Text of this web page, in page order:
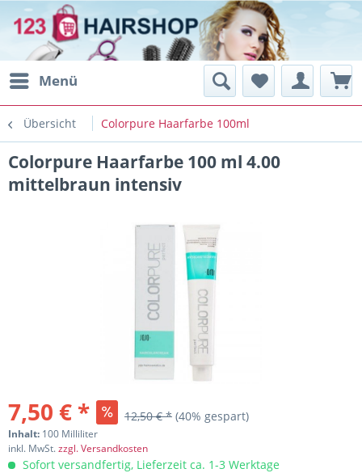
Menü
Übersicht Colorpure Haarfarbe 100ml
Colorpure Haarfarbe 100 ml 4.00
mittelbraun intensiv
7,50 € * 12,50 € * (40% gespart)
Inhalt: 100 Milliliter
inkl. MwSt.zzgl. Versandkosten
Sofort versandfertig, Lieferzeit ca. 1-3 Werktage